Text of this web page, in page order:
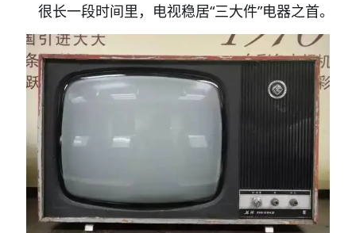
很长一段时间里， 电视稳居“三大件”电器之首。